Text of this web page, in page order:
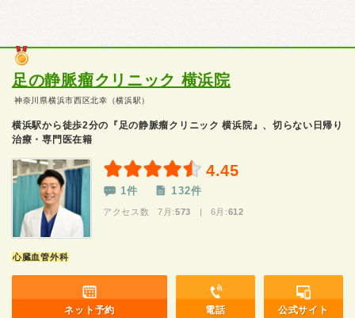
足の静脈瘤クリニック 横浜院
神奈川県横浜市西区北幸（横浜駅）
横浜駅から徒歩2分の『足の静脈瘤クリニック 横浜院』、切らない日帰り
治療・専門医在籍
4.45
1件 132件
アクセス数 7月:573 | 6月:612
心臓血管外科
ネット予約 電話 公式サイト